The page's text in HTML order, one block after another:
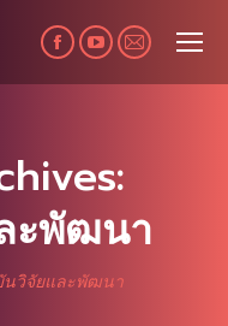
Facebook
page
new
window
YouTube
page
new
window
Mail
page
window
ะพัฒนา
นวิจัยและพัฒนา